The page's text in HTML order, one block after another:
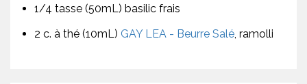
1/4 tasse (50mL) basilic frais
2 c. à thé (10mL) GAY LEA - Beurre Salé, ramolli